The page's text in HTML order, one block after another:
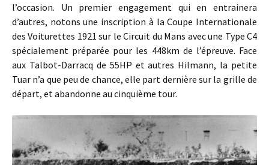
l’occasion. Un premier engagement qui en entrainera
d’autres, notons une inscription à la Coupe Internationale
des Voiturettes 1921 sur le Circuit du Mans avec une Type C4
spécialement préparée pour les 448km de l’épreuve. Face
aux Talbot-Darracq de 55HP et autres Hilmann, la petite
Tuar n’a que peu de chance, elle part dernière sur la grille de
départ, et abandonne au cinquième tour.